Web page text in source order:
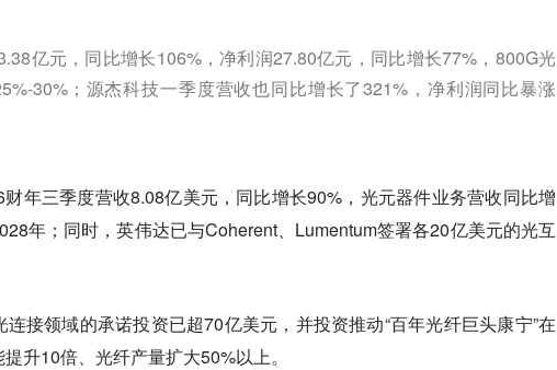
亿元，同比增长106%，净利润27.80亿元，同比增长77%，800G光
30%；源杰科技一季度营收也同比增长了321%，净利润同比暴涨
年三季度营收8.08亿美元，同比增长90%，光元器件业务营收同比增
年；同时，英伟达已与Coherent、Lumentum签署各20亿美元的光互
接领域的承诺投资已超70亿美元，并投资推动“百年光纤巨头康宁”在
升10倍、光纤产量扩大50%以上。